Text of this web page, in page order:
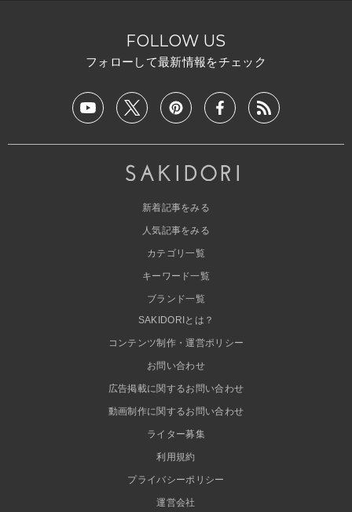
FOLLOW US
フォローして最新情報をチェック
新着記事をみる
人気記事をみる
カテゴリ一覧
キーワード一覧
ブランド一覧
SAKIDORIとは？
コンテンツ制作・運営ポリシー
お問い合わせ
広告掲載に関するお問い合わせ
動画制作に関するお問い合わせ
ライター募集
利用規約
プライバシーポリシー
運営会社